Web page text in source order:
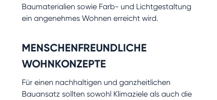
Baumaterialien sowie Farb- und Lichtgestaltung
ein angenehmes Wohnen erreicht wird.
MENSCHENFREUNDLICHE
WOHNKONZEPTE
Für einen nachhaltigen und ganzheitlichen
Bauansatz sollten sowohl Klimaziele als auch die